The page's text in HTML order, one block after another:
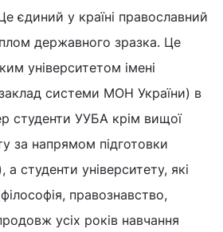
єдиний у країні православний
державного зразка. Це
університетом імені
системи МОН України) в
студенти УУБА крім вищої
за напрямом підготовки
а студенти університету, які
правознавство,
усіх років навчання